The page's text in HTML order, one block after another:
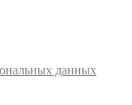
данных